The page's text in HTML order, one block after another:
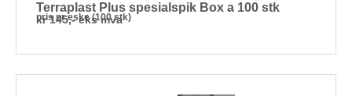
Terraplast Plus spesialspik Box a 100 stk
kr 145,- eks mva
pris pr eske (100 stk)